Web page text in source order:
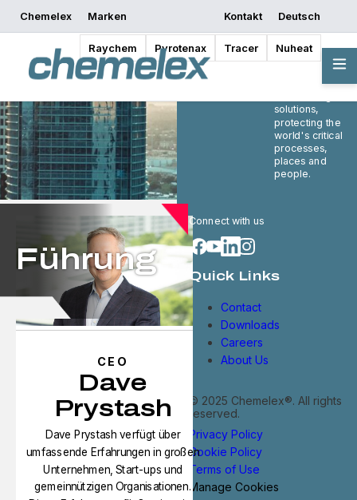
Chemelex Marken
Raychem Pyrotenax Tracer Nuheat
Kontakt Deutsch
Führung
CEO
Dave
Prystash
Dave Prystash verfügt über
umfassende Erfahrungen in großen
Unternehmen, Start-ups und
gemeinnützigen Organisationen.
Chemelex is a
global leader in
electric thermal
solutions,
protecting the
world's critical
processes,
places and
people.
Connect with us
Quick Links
Contact
Downloads
Careers
About Us
© 2025 Chemelex®. All rights
reserved.
Privacy Policy
Cookie Policy
Terms of Use
Manage Cookies